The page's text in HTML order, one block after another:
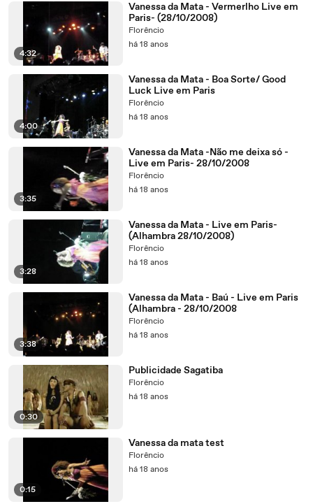
4:32
Vanessa da Mata - Vermerlho Live em
Paris- (28/10/2008)
Florêncio
há 18 anos
4:00
Vanessa da Mata - Boa Sorte/ Good
Luck Live em Paris
Florêncio
há 18 anos
3:35
Vanessa da Mata -Não me deixa só -
Live em Paris- 28/10/2008
Florêncio
há 18 anos
3:28
Vanessa da Mata - Live em Paris-
(Alhambra 28/10/2008)
Florêncio
há 18 anos
3:38
Vanessa da Mata - Baú - Live em Paris
(Alhambra - 28/10/2008
Florêncio
há 18 anos
0:30
Publicidade Sagatiba
Florêncio
há 18 anos
0:15
Vanessa da mata test
Florêncio
há 18 anos